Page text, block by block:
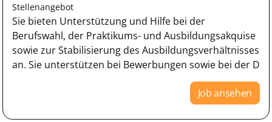
Stellenangebot
Sie bieten Unterstützung und Hilfe bei der
Berufswahl, der Praktikums- und Ausbildungsakquise
sowie zur Stabilisierung des Ausbildungsverhältnisses
an. Sie unterstützen bei Bewerbungen sowie bei der D
Job ansehen